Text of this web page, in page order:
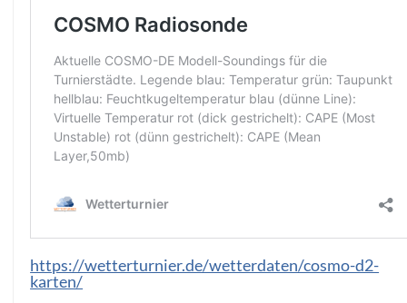
https://wetterturnier.de/wetterdaten/cosmo-d2-
karten/